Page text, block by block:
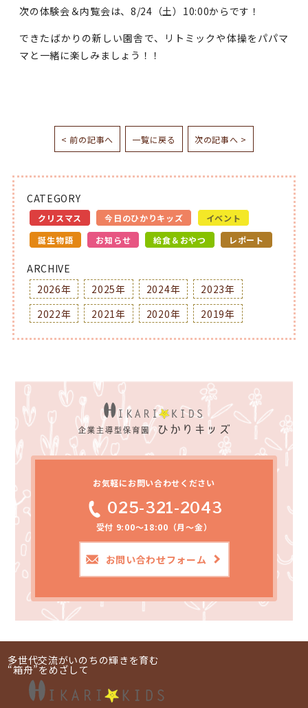
次の体験会＆内覧会は、8/24（土）10:00からです！
できたばかりの新しい園舎で、リトミックや体操をパパマ
マと一緒に楽しみましょう！！
< 前の記事へ 一覧に戻る 次の記事へ >
CATEGORY
クリスマス 今日のひかりキッズ
イベント
誕生物語
お知らせ 給食＆おやつ レポート
ARCHIVE
2026年
2025年 2024年
2023年
2022年
2021年 2020年 2019年
お気軽にお問い合わせください
025-321-2043
受付 9:00～18:00（月～金）
お問い合わせフォーム
多世代交流がいのちの輝きを育む
“箱舟”をめざして